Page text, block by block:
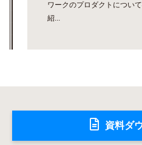
ワークのプロダクトについ
紹...
資料ダ